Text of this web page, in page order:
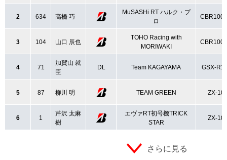
2 634 高橋 巧
MuSASHi RT ハルク・プ
ロ
3 104 山口 辰也
TOHO Racing with
MORIWAKI
4 71
加賀山 就
臣
DL Team KAGAYAMA GSX-
5 87 柳川 明 TEAM GREEN ZX-
6 1
芹沢 太麻
樹
エヴァRT初号機TRICK
STAR
ZX-
さらに見る